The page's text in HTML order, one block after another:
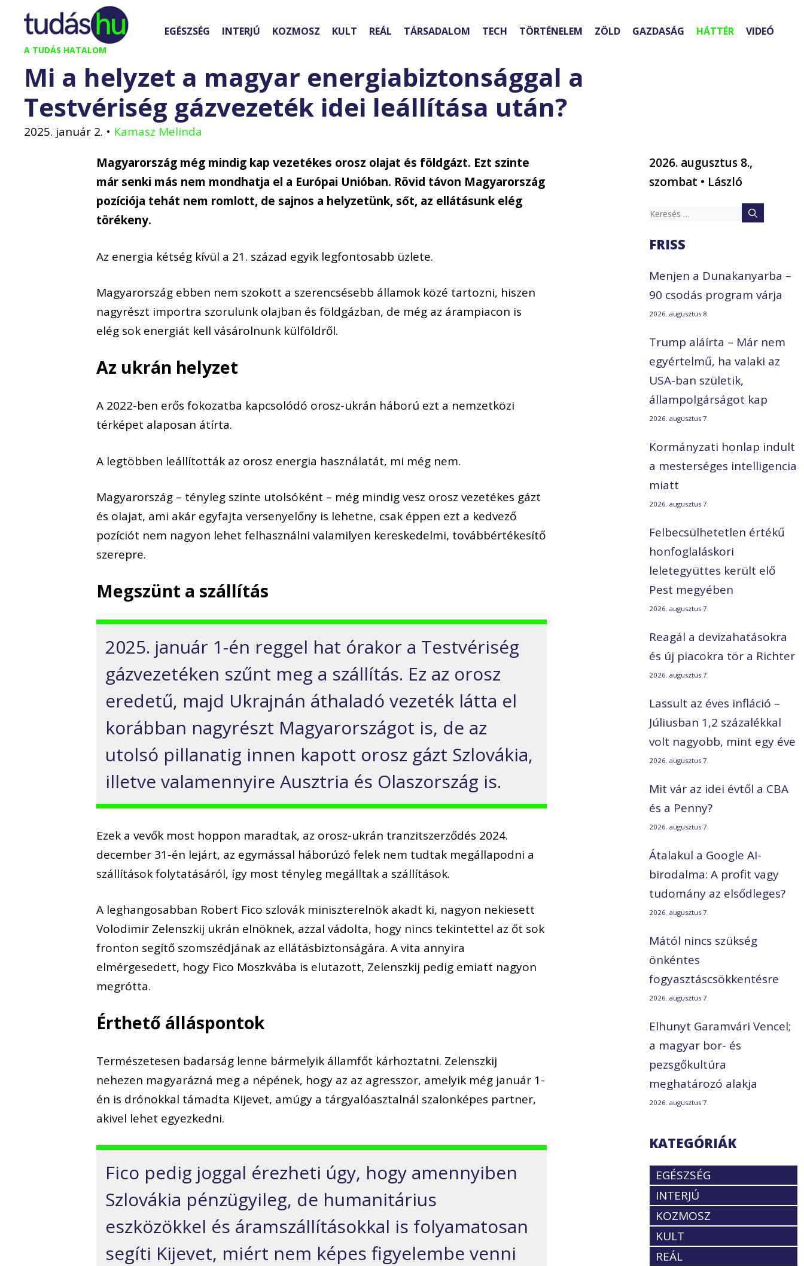
Kilépés
tartalomba
A TUDÁS HATALOM
EGÉSZSÉG INTERJÚ KOZMOSZ KULT REÁL TÁRSADALOM TECH TÖRTÉNELEM ZÖLD GAZDASÁG HÁTTÉR VIDEÓ
Mi a helyzet a magyar energiabiztonsággal a
Testvériség gázvezeték idei leállítása után?
2025. január 2. • Kamasz Melinda
Magyarország még mindig kap vezetékes orosz olajat és földgázt. Ezt szinte
már senki más nem mondhatja el a Európai Unióban. Rövid távon Magyarország
pozíciója tehát nem romlott, de sajnos a helyzetünk, sőt, az ellátásunk elég
törékeny.
Az energia kétség kívül a 21. század egyik legfontosabb üzlete.
Magyarország ebben nem szokott a szerencsésebb államok közé tartozni, hiszen
nagyrészt importra szorulunk olajban és földgázban, de még az árampiacon is
elég sok energiát kell vásárolnunk külföldről.
Az ukrán helyzet
A 2022-ben erős fokozatba kapcsolódó orosz-ukrán háború ezt a nemzetközi
térképet alaposan átírta.
A legtöbben leállították az orosz energia használatát, mi még nem.
Magyarország – tényleg szinte utolsóként – még mindig vesz orosz vezetékes gázt
és olajat, ami akár egyfajta versenyelőny is lehetne, csak éppen ezt a kedvező
pozíciót nem nagyon lehet felhasználni valamilyen kereskedelmi, továbbértékesítő
szerepre.
Megszünt a szállítás
2025. január 1-én reggel hat órakor a Testvériség
gázvezetéken szűnt meg a szállítás. Ez az orosz
eredetű, majd Ukrajnán áthaladó vezeték látta el
korábban nagyrészt Magyarországot is, de az
utolsó pillanatig innen kapott orosz gázt Szlovákia,
illetve valamennyire Ausztria és Olaszország is.
Ezek a vevők most hoppon maradtak, az orosz-ukrán tranzitszerződés 2024.
december 31-én lejárt, az egymással háborúzó felek nem tudtak megállapodni a
szállítások folytatásáról, így most tényleg megálltak a szállítások.
A leghangosabban Robert Fico szlovák miniszterelnök akadt ki, nagyon nekiesett
Volodimir Zelenszkij ukrán elnöknek, azzal vádolta, hogy nincs tekintettel az őt sok
fronton segítő szomszédjának az ellátásbiztonságára. A vita annyira
elmérgesedett, hogy Fico Moszkvába is elutazott, Zelenszkij pedig emiatt nagyon
megrótta.
Érthető álláspontok
Természetesen badarság lenne bármelyik államfőt kárhoztatni. Zelenszkij
nehezen magyarázná meg a népének, hogy az az agresszor, amelyik még január 1-
én is drónokkal támadta Kijevet, amúgy a tárgyalóasztalnál szalonképes partner,
akivel lehet egyezkedni.
Fico pedig joggal érezheti úgy, hogy amennyiben
Szlovákia pénzügyileg, de humanitárius
eszközökkel és áramszállításokkal is folyamatosan
segíti Kijevet, miért nem képes figyelembe venni
2026. augusztus 8.,
szombat • László
Keresés:
FRISS
Menjen a Dunakanyarba –
90 csodás program várja
2026. augusztus 8.
Trump aláírta – Már nem
egyértelmű, ha valaki az
USA-ban születik,
állampolgárságot kap
2026. augusztus 7.
Kormányzati honlap indult
a mesterséges intelligencia
miatt
2026. augusztus 7.
Felbecsülhetetlen értékű
honfoglaláskori
leletegyüttes került elő
Pest megyében
2026. augusztus 7.
Reagál a devizahatásokra
és új piacokra tör a Richter
2026. augusztus 7.
Lassult az éves infláció –
Júliusban 1,2 százalékkal
volt nagyobb, mint egy éve
2026. augusztus 7.
Mit vár az idei évtől a CBA
és a Penny?
2026. augusztus 7.
Átalakul a Google AI-
birodalma: A profit vagy
tudomány az elsődleges?
2026. augusztus 7.
Mától nincs szükség
önkéntes
fogyasztáscsökkentésre
2026. augusztus 7.
Elhunyt Garamvári Vencel;
a magyar bor- és
pezsgőkultúra
meghatározó alakja
2026. augusztus 7.
KATEGÓRIÁK
EGÉSZSÉG
INTERJÚ
KOZMOSZ
KULT
REÁL